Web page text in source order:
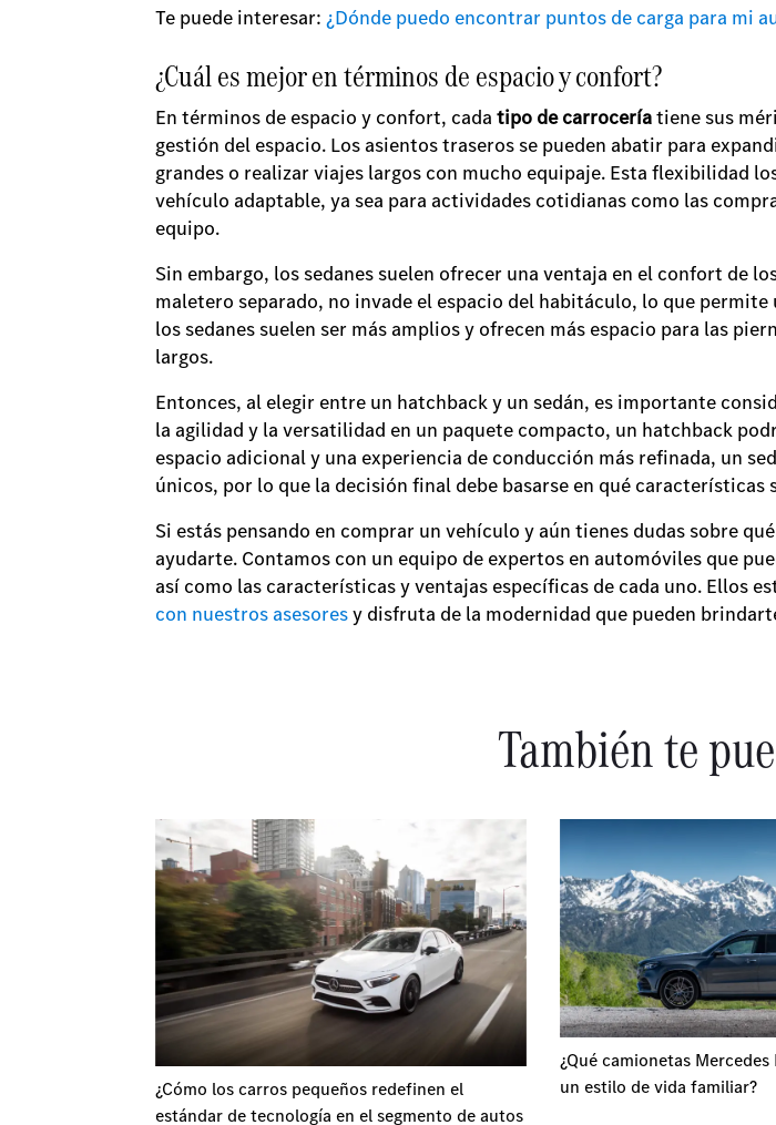
Te puede interesar: ¿Dónde puedo encontrar puntos de carga para mi
¿Cuál es mejor en términos de espacio y confort?
En términos de espacio y confort, cada tipo de carroceríatiene sus
gestión del espacio. Los asientos traseros se pueden abatir para
grandes o realizar viajes largos con mucho equipaje. Esta flexibilidad
vehículo adaptable, ya sea para actividades cotidianas como las
equipo.
Sin embargo, los sedanes suelen ofrecer una ventaja en el confort de
maletero separado, no invade el espacio del habitáculo, lo que
los sedanes suelen ser más amplios y ofrecen más espacio para las
largos.
Entonces, al elegir entre un hatchback y un sedán, es importante
la agilidad y la versatilidad en un paquete compacto, un hatchback
espacio adicional y una experiencia de conducción más refinada, un
únicos, por lo que la decisión final debe basarse en qué
Si estás pensando en comprar un vehículo y aún tienes dudas sobre
ayudarte. Contamos con un equipo de expertos en automóviles que
así como las características y ventajas específicas de cada uno. Ellos
con nuestros asesoresy disfruta de la modernidad que pueden
También te
¿Cómo los carros pequeños redefinen el
estándar de tecnología en el segmento de autos
¿Qué camionetas Mercedes
un estilo de vida familiar?